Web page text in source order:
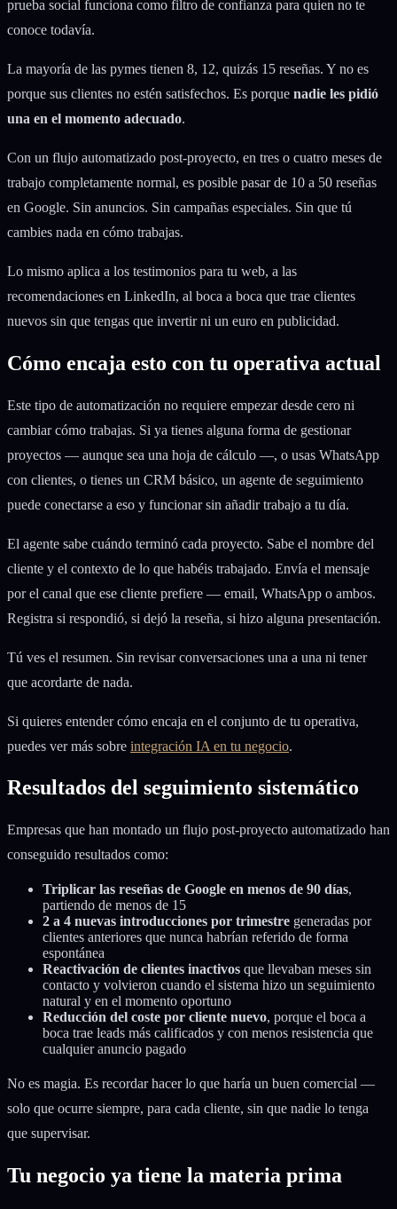
prueba social funciona como filtro de confianza para quien no te
conoce todavía.
La mayoría de las pymes tienen 8, 12, quizás 15 reseñas. Y no es
porque sus clientes no estén satisfechos. Es porque nadie les pidió
una en el momento adecuado.
Con un flujo automatizado post-proyecto, en tres o cuatro meses de
trabajo completamente normal, es posible pasar de 10 a 50 reseñas
en Google. Sin anuncios. Sin campañas especiales. Sin que tú
cambies nada en cómo trabajas.
Lo mismo aplica a los testimonios para tu web, a las
recomendaciones en LinkedIn, al boca a boca que trae clientes
nuevos sin que tengas que invertir ni un euro en publicidad.
Cómo encaja esto con tu operativa actual
Este tipo de automatización no requiere empezar desde cero ni
cambiar cómo trabajas. Si ya tienes alguna forma de gestionar
proyectos — aunque sea una hoja de cálculo —, o usas WhatsApp
con clientes, o tienes un CRM básico, un agente de seguimiento
puede conectarse a eso y funcionar sin añadir trabajo a tu día.
El agente sabe cuándo terminó cada proyecto. Sabe el nombre del
cliente y el contexto de lo que habéis trabajado. Envía el mensaje
por el canal que ese cliente prefiere — email, WhatsApp o ambos.
Registra si respondió, si dejó la reseña, si hizo alguna presentación.
Tú ves el resumen. Sin revisar conversaciones una a una ni tener
que acordarte de nada.
Si quieres entender cómo encaja en el conjunto de tu operativa,
puedes ver más sobre integración IA en tu negocio.
Resultados del seguimiento sistemático
Empresas que han montado un flujo post-proyecto automatizado han
conseguido resultados como:
Triplicar las reseñas de Google en menos de 90 días,
partiendo de menos de 15
2 a 4 nuevas introducciones por trimestre generadas por
clientes anteriores que nunca habrían referido de forma
espontánea
Reactivación de clientes inactivos que llevaban meses sin
contacto y volvieron cuando el sistema hizo un seguimiento
natural y en el momento oportuno
Reducción del coste por cliente nuevo, porque el boca a
boca trae leads más calificados y con menos resistencia que
cualquier anuncio pagado
No es magia. Es recordar hacer lo que haría un buen comercial —
solo que ocurre siempre, para cada cliente, sin que nadie lo tenga
que supervisar.
Tu negocio ya tiene la materia prima